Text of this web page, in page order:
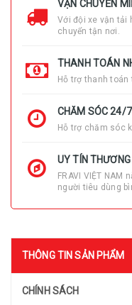
VẬN CHUYỂN
Với đội xe vận tải
chuyển tận nơi.
THANH TOÁN
Hỗ trợ thanh
CHĂM SÓC 24/7
Hỗ trợ chăm sóc
UY TÍN THƯƠNG
FRAVI VIỆT NAM
người tiêu dùng
THÔNG TIN SẢN PHẨM
CHÍNH SÁCH